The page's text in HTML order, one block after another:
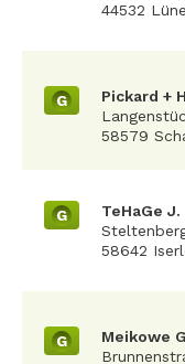
44532
G
Pickard +
58579
G
TeHaGe
58642
G
Meikowe